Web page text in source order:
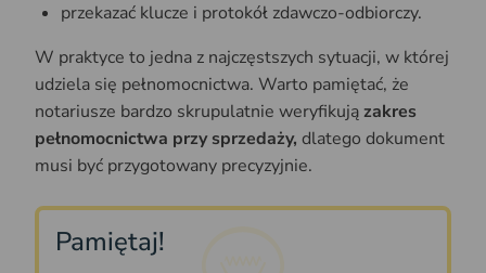
przekazać klucze i protokół zdawczo-odbiorczy.
W praktyce to jedna z najczęstszych sytuacji, w której
udziela się pełnomocnictwa. Warto pamiętać, że
notariusze bardzo skrupulatnie weryfikujązakres
pełnomocnictwa przy sprzedaży, dlatego dokument
musi być przygotowany precyzyjnie.
Pamiętaj!